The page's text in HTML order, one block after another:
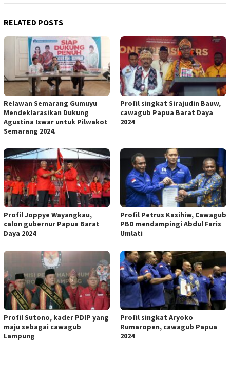
RELATED POSTS
Relawan Semarang Gumuyu
Mendeklarasikan Dukung
Agustina Iswar untuk Pilwakot
Semarang 2024.
Profil singkat Sirajudin Bauw,
cawagub Papua Barat Daya
2024
Profil Joppye Wayangkau,
calon gubernur Papua Barat
Daya 2024
Profil Petrus Kasihiw, Cawagub
PBD mendampingi Abdul Faris
Umlati
Profil Sutono, kader PDIP yang
maju sebagai cawagub
Lampung
Profil singkat Aryoko
Rumaropen, cawagub Papua
2024